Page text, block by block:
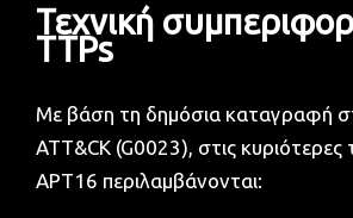
Τεχνική
TTPs
Με βάση τη δημόσια καταγραφή
ATT&CK (G0023), στις κυριότερες
APT16 περιλαμβάνονται: